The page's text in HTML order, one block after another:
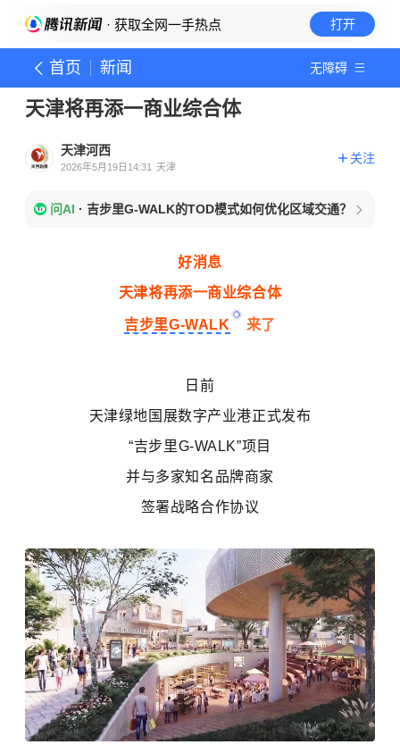
· 获取全网一手热点 打开
首页 新闻 无障碍
天津将再添一商业综合体
天津河西
2026年5月19日14:31 天津
关注
问AI · 吉步里G-WALK的TOD模式如何优化区域交通？
好消息
天津将再添一商业综合体
吉步里G-WALK 来了
日前
天津绿地国展数字产业港正式发布
“吉步里G-WALK”项目
并与多家知名品牌商家
签署战略合作协议